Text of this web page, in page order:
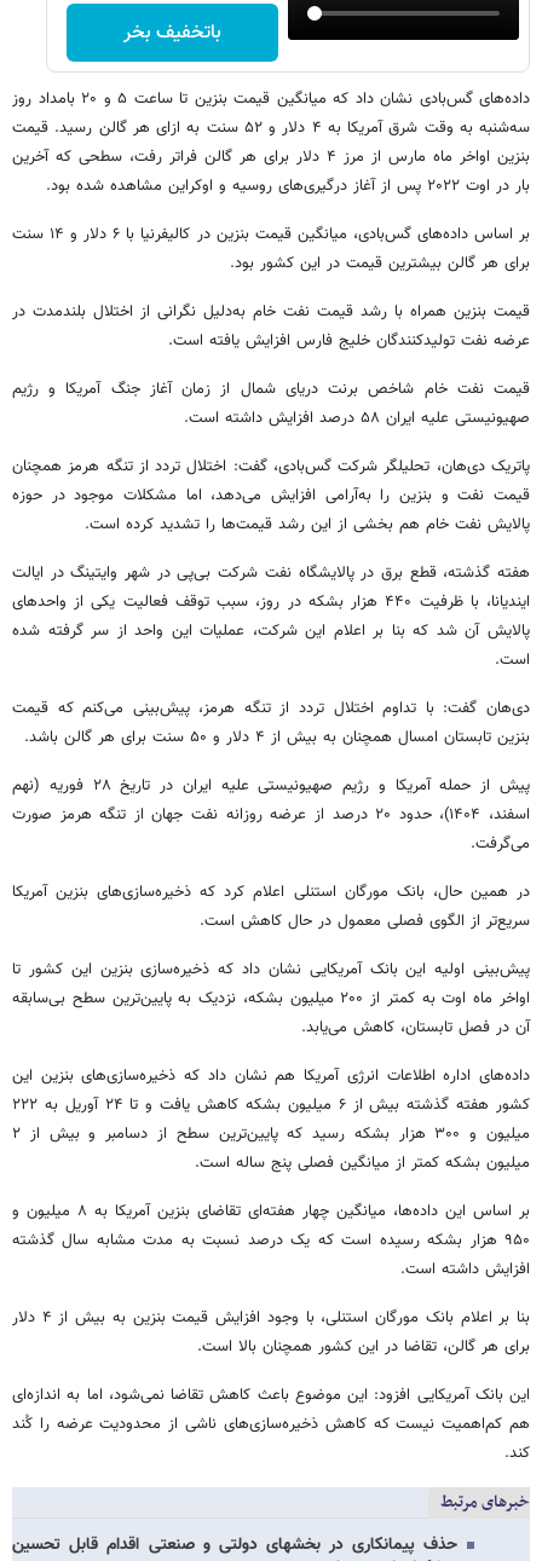
باتخفیف بخر
داده‌های گس‌بادی نشان داد که میانگین قیمت بنزین تا ساعت ۵ و ۲۰ بامداد روز
سه‌شنبه به وقت شرق آمریکا به ۴ دلار و ۵۲ سنت به ازای هر گالن رسید. قیمت
بنزین اواخر ماه مارس از مرز ۴ دلار برای هر گالن فراتر رفت، سطحی که آخرین
بار در اوت ۲۰۲۲ پس از آغاز درگیری‌های روسیه و اوکراین مشاهده شده بود.
بر اساس داده‌های گس‌بادی، میانگین قیمت بنزین در کالیفرنیا با ۶ دلار و ۱۴ سنت
برای هر گالن بیشترین قیمت در این کشور بود.
قیمت بنزین همراه با رشد قیمت نفت خام به‌دلیل نگرانی از اختلال بلندمدت در
عرضه نفت تولیدکنندگان خلیج فارس افزایش یافته است.
قیمت نفت خام شاخص برنت دریای شمال از زمان آغاز جنگ آمریکا و رژیم
صهیونیستی علیه ایران ۵۸ درصد افزایش داشته است.
پاتریک دی‌هان، تحلیلگر شرکت گس‌بادی، گفت: اختلال تردد از تنگه هرمز همچنان
قیمت نفت و بنزین را به‌آرامی افزایش می‌دهد، اما مشکلات موجود در حوزه
پالایش نفت خام هم بخشی از این رشد قیمت‌ها را تشدید کرده است.
هفته گذشته، قطع برق در پالایشگاه نفت شرکت بی‌پی در شهر وایتینگ در ایالت
ایندیانا، با ظرفیت ۴۴۰ هزار بشکه در روز، سبب توقف فعالیت یکی از واحدهای
پالایش آن شد که بنا بر اعلام این شرکت، عملیات این واحد از سر گرفته شده
است.
دی‌هان گفت: با تداوم اختلال تردد از تنگه هرمز، پیش‌بینی می‌کنم که قیمت
بنزین تابستان امسال همچنان به بیش از ۴ دلار و ۵۰ سنت برای هر گالن باشد.
پیش از حمله آمریکا و رژیم صهیونیستی علیه ایران در تاریخ ۲۸ فوریه (نهم
اسفند، ۱۴۰۴)، حدود ۲۰ درصد از عرضه روزانه نفت جهان از تنگه هرمز صورت
می‌گرفت.
در همین حال، بانک مورگان استنلی اعلام کرد که ذخیره‌سازی‌های بنزین آمریکا
سریع‌تر از الگوی فصلی معمول در حال کاهش است.
پیش‌بینی اولیه این بانک آمریکایی نشان داد که ذخیره‌سازی بنزین این کشور تا
اواخر ماه اوت به کمتر از ۲۰۰ میلیون بشکه، نزدیک به پایین‌ترین سطح بی‌سابقه
آن در فصل تابستان، کاهش می‌یابد.
داده‌های اداره اطلاعات انرژی آمریکا هم نشان داد که ذخیره‌سازی‌های بنزین این
کشور هفته گذشته بیش از ۶ میلیون بشکه کاهش یافت و تا ۲۴ آوریل به ۲۲۲
میلیون و ۳۰۰ هزار بشکه رسید که پایین‌ترین سطح از دسامبر و بیش از ۲
میلیون بشکه کمتر از میانگین فصلی پنج ساله است.
بر اساس این داده‌ها، میانگین چهار هفته‌ای تقاضای بنزین آمریکا به ۸ میلیون و
۹۵۰ هزار بشکه رسیده است که یک درصد نسبت به مدت مشابه سال گذشته
افزایش داشته است.
بنا بر اعلام بانک مورگان استنلی، با وجود افزایش قیمت بنزین به بیش از ۴ دلار
برای هر گالن، تقاضا در این کشور همچنان بالا است.
این بانک آمریکایی افزود: این موضوع باعث کاهش تقاضا نمی‌شود، اما به اندازه‌ای
هم کم‌اهمیت نیست که کاهش ذخیره‌سازی‌های ناشی از محدودیت عرضه را کُند
کند.
خبرهای مرتبط
حذف پیمانکاری در بخشهای دولتی و صنعتی اقدام قابل تحسین